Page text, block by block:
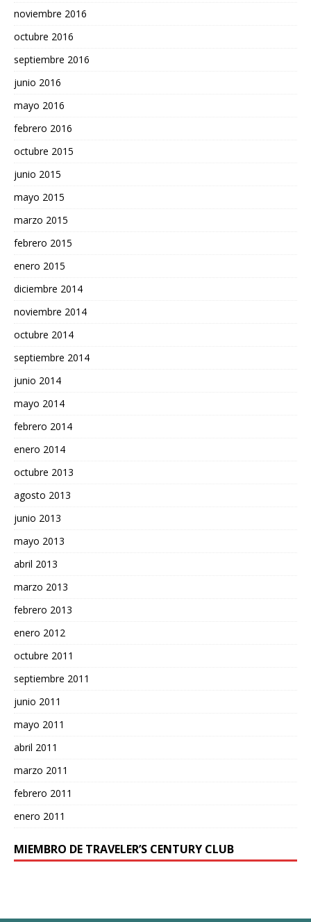
noviembre 2016
octubre 2016
septiembre 2016
junio 2016
mayo 2016
febrero 2016
octubre 2015
junio 2015
mayo 2015
marzo 2015
febrero 2015
enero 2015
diciembre 2014
noviembre 2014
octubre 2014
septiembre 2014
junio 2014
mayo 2014
febrero 2014
enero 2014
octubre 2013
agosto 2013
junio 2013
mayo 2013
abril 2013
marzo 2013
febrero 2013
enero 2012
octubre 2011
septiembre 2011
junio 2011
mayo 2011
abril 2011
marzo 2011
febrero 2011
enero 2011
MIEMBRO DE TRAVELER’S CENTURY CLUB